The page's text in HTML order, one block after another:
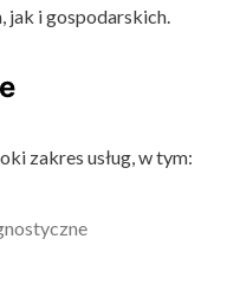
jak i gospodarskich.
zakres usług, w tym: